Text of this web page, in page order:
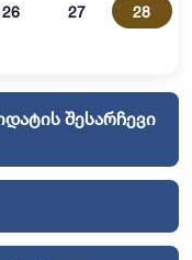
26 27 28
შესარჩევი